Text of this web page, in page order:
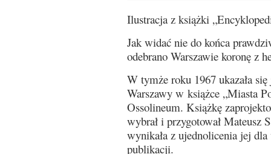
Ilustracja z książki
Jak widać nie do końca
odebrano Warszawie koronę z
W tymże roku 1967 ukazała
Warszawy w książce „Miasta
Ossolineum. Książkę
wybrał i przygotował Mateusz
wynikała z ujednolicenia jej
publikacji.